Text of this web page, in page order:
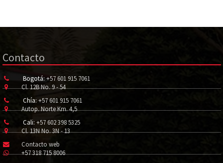
Contacto
Bogotá: +57 601 915 7061
Cl. 12B No. 9 - 54
Chía: +57 601 915 7061
Autop. Norte Km. 4,5
Cali: +57 602 398 5325
Cl. 13N No. 3N - 13
Contacto web
+57 318 715 8006